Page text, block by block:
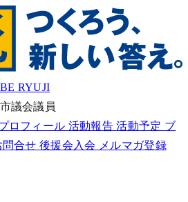
RYUJI
議会議員
ロフィール 活動報告活動予定 ブ
問合せ後援会入会 メルマガ登録